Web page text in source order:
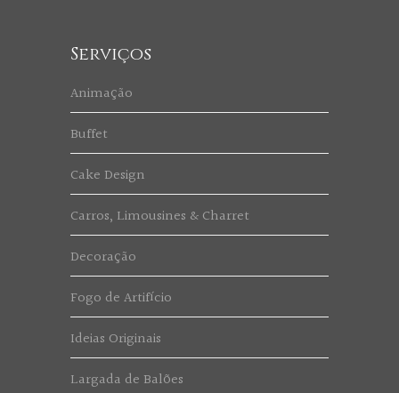
Serviços
Animação
Buffet
Cake Design
Carros, Limousines & Charret
Decoração
Fogo de Artifício
Ideias Originais
Largada de Balões